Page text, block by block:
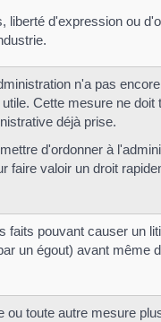
liberté d'expression ou
n'a pas
Cette mesure ne doit
déjà prise.
d'ordonner à
faire valoir un droit
faits pouvant causer un
un égout) avant même
ou toute autre mesure